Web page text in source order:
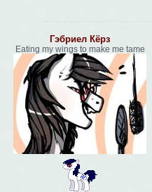
Гэбриел Кёрз
Eating my wings to make me tame